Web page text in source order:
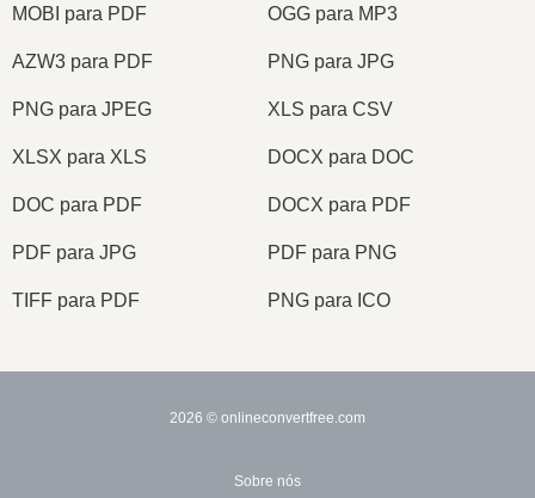
MOBI para PDF OGG para MP3
AZW3 para PDF PNG para JPG
PNG para JPEG XLS para CSV
XLSX para XLS DOCX para DOC
DOC para PDF DOCX para PDF
PDF para JPG PDF para PNG
TIFF para PDF PNG para ICO
2026 © onlineconvertfree.com
Sobre nós